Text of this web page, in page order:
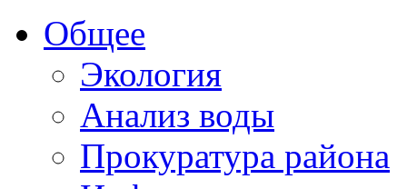
Общее
Экология
Анализ воды
Прокуратура района